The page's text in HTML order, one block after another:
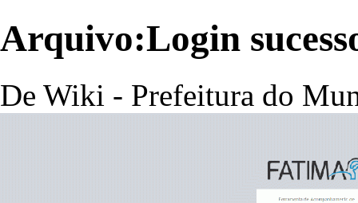
Arquivo:Login
De Wiki - Prefeitura do